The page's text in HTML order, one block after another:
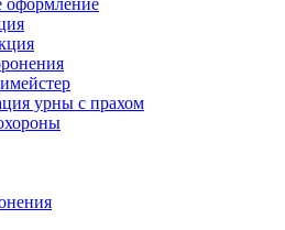
оформление
урны с прахом